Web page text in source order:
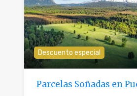
Descuento especial
Parcelas Soñadas en